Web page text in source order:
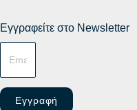
Εγγραφείτε στο Newsletter
Εγγραφή